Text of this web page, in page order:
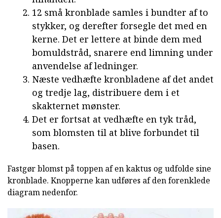
12 små kronblade samles i bundter af to
stykker, og derefter forsegle det med en
kerne. Det er lettere at binde dem med
bomuldstråd, snarere end limning under
anvendelse af ledninger.
Næste vedhæfte kronbladene af det andet
og tredje lag, distribuere dem i et
skakternet mønster.
Det er fortsat at vedhæfte en tyk tråd,
som blomsten til at blive forbundet til
basen.
Fastgør blomst på toppen af en kaktus og udfolde sine
kronblade. Knopperne kan udføres af den forenklede
diagram nedenfor.